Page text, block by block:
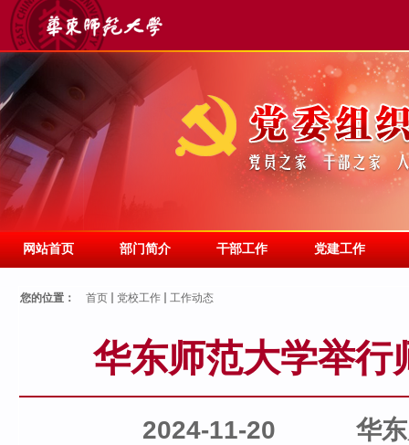
网站首页 部门简介 干部工作 党建工作
您的位置： 首页 党校工作 工作动态
华东师范大学举行
2024-11-20 华